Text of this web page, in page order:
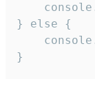
} else {
}